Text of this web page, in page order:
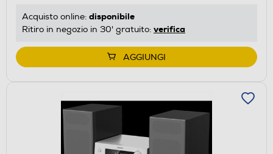
Acquisto online: disponibile
Ritiro in negozio in 30' gratuito: verifica
AGGIUNGI